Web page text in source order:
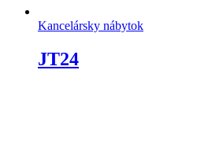
Kancelársky nábytok
JT24